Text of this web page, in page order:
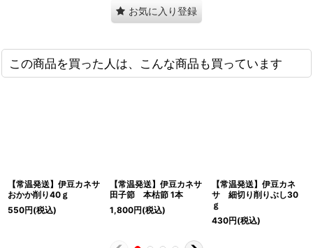
お気に入り登録
この商品を買った人は、こんな商品も買っています
【常温発送】伊豆カネサ
おかか削り40ｇ
550円(税込)
【常温発送】伊豆カネサ
田子節 本枯節 1本
1,800円(税込)
【常温発送】伊豆カネ
サ 細切り削りぶし30
ｇ
430円(税込)